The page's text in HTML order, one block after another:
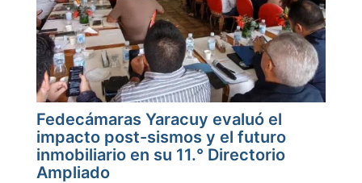
Fedecámaras Yaracuy evaluó el
impacto post-sismos y el futuro
inmobiliario en su 11.° Directorio
Ampliado